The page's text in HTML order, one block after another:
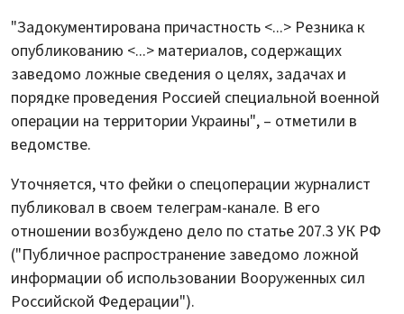
"Задокументирована причастность <...> Резника к
опубликованию <...> материалов, содержащих
заведомо ложные сведения о целях, задачах и
порядке проведения Россией специальной военной
операции на территории Украины", – отметили в
ведомстве.
Уточняется, что фейки о спецоперации журналист
публиковал в своем телеграм-канале. В его
отношении возбуждено дело по статье 207.3 УК РФ
("Публичное распространение заведомо ложной
информации об использовании Вооруженных сил
Российской Федерации").